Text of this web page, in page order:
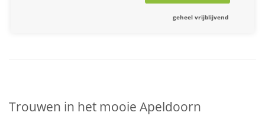
geheel vrijblijvend
Trouwen in het mooie Apeldoorn